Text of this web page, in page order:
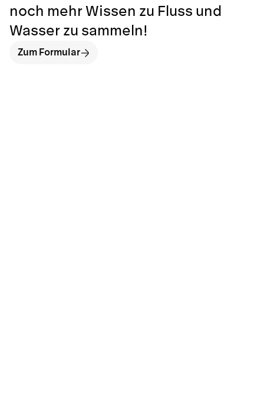
noch mehr Wissen zu Fluss und
Wasser zu sammeln!
Zum Formular